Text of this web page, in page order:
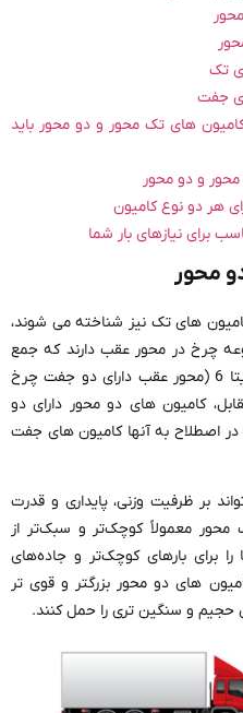
تک
جفت
های تک محور و دو محور باید
و دو محور
هر دو نوع کامیون
برای نیازهای بار شما
محور
های تک نیز شناخته می شوند،
چرخ در محور عقب دارند که جمع
تعداد چرخ های آنها به عدد 4 یا نهایتا 6 (محور عقب دارای دو جفت چرخ
کامیون های دو محور دارای دو
اصطلاح به آنها کامیون های جفت
بر ظرفیت وزنی، پایداری و قدرت
محور معمولاً کوچک‌تر و سبک‌تر از
برای بارهای کوچک‌تر و جاده‌های
های دو محور بزرگتر و قوی تر
حجیم و سنگین تری را حمل کنند.